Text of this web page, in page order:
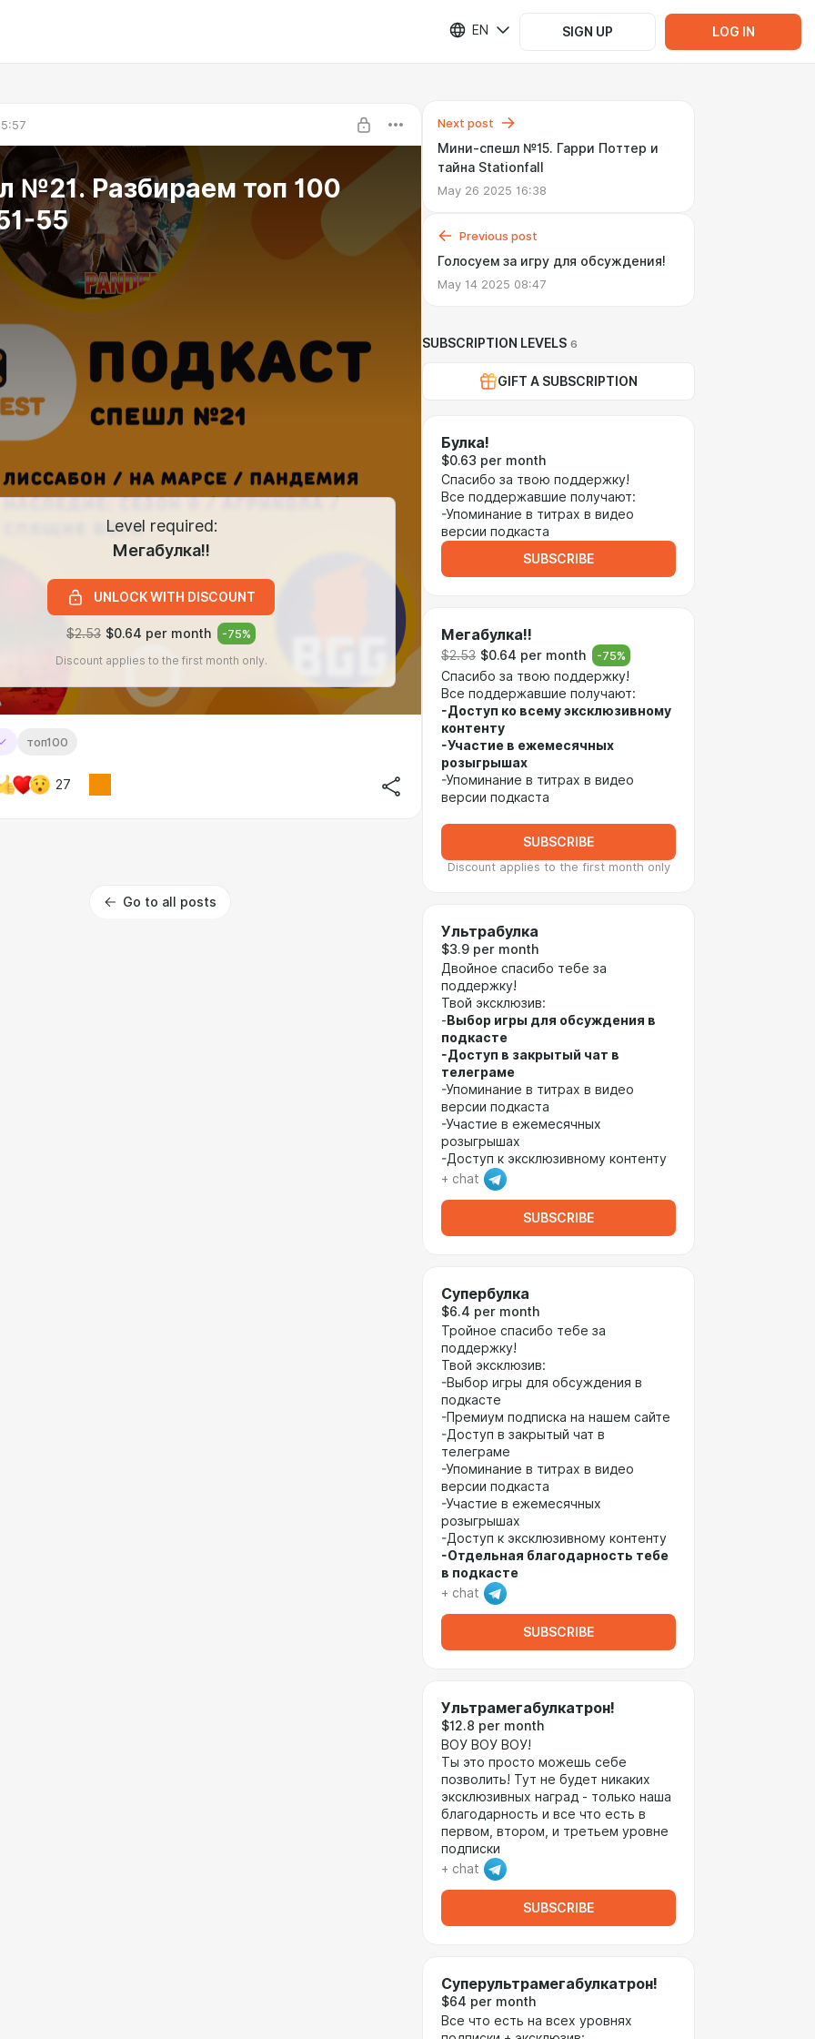
EN SIGN UP LOG IN
№21. Разбираем топ 100
55
Level required:
Мегабулка!!
UNLOCK WITH DISCOUNT
$2.53 $0.64 per month -75%
Discount applies to the first month only.
топ100
27
Go to all posts
Next post
Мини-спешл №15. Гарри Поттер и
тайна Stationfall
May 26 2025 16:38
Previous post
Голосуем за игру для обсуждения!
May 14 2025 08:47
SUBSCRIPTION LEVELS 6
GIFT A SUBSCRIPTION
Булка!
$0.63 per month
Спасибо за твою поддержку!
Все поддержавшие получают:
-Упоминание в титрах в видео
версии подкаста
SUBSCRIBE
Мегабулка!!
$2.53 $0.64 per month -75%
Спасибо за твою поддержку!
Все поддержавшие получают:
-Доступ ко всему эксклюзивному
контенту
-Участие в ежемесячных
розыгрышах
-Упоминание в титрах в видео
версии подкаста
SUBSCRIBE
Discount applies to the first month only
Ультрабулка
$3.9 per month
Двойное спасибо тебе за
поддержку!
Твой эксклюзив:
- Выбор игры для обсуждения в
подкасте
-Доступ в закрытый чат в
телеграме
-Упоминание в титрах в видео
версии подкаста
-Участие в ежемесячных
розыгрышах
-Доступ к эксклюзивному контенту
+ chat
SUBSCRIBE
Супербулка
$6.4 per month
Тройное спасибо тебе за
поддержку!
Твой эксклюзив:
-Выбор игры для обсуждения в
подкасте
-Премиум подписка на нашем сайте
-Доступ в закрытый чат в
телеграме
-Упоминание в титрах в видео
версии подкаста
-Участие в ежемесячных
розыгрышах
-Доступ к эксклюзивному контенту
-Отдельная благодарность тебе
в подкасте
+ chat
SUBSCRIBE
Ультрамегабулкатрон!
$12.8 per month
ВОУ ВОУ ВОУ!
Ты это просто можешь себе
позволить! Тут не будет никаких
эксклюзивных наград - только наша
благодарность и все что есть в
первом, втором, и третьем уровне
подписки
+ chat
SUBSCRIBE
Суперультрамегабулкатрон!
$64 per month
Все что есть на всех уровнях